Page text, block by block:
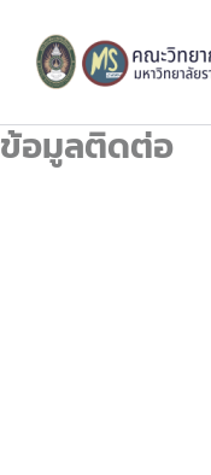
content
ข้อมูลติดต่อ